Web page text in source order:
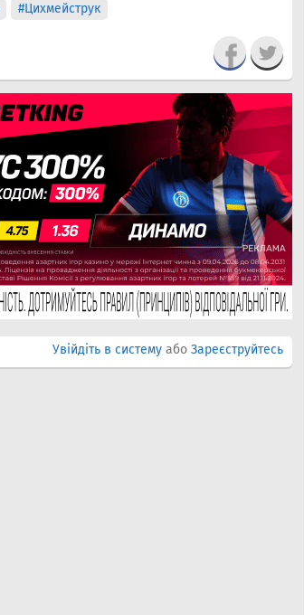
#Цихмейструк
Увійдіть в систему або Зареєструйтесь